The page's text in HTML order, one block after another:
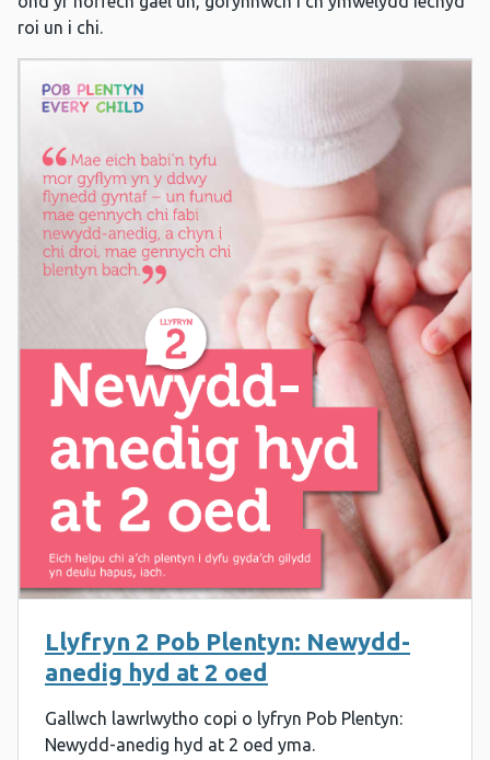
roi un i chi.
Llyfryn 2 Pob Plentyn: Newydd-
anedig hyd at 2 oed
Gallwch lawrlwytho copi o lyfryn Pob Plentyn:
Newydd-anedig hyd at 2 oed yma.